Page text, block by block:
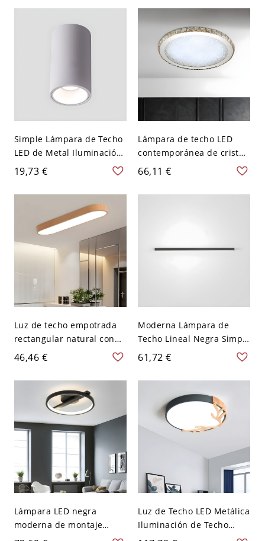
seguimiento - 110 A 120 V
Simple Lámpara de Techo
LED de Metal Iluminación
de Techo de Cilindro para
Pasillo - 110 A 120 V
Blanco Luz cálida 10,16
19,73 €
Lámpara de techo LED
contemporánea de cristal
claro con montaje
empotrado redondo en
luz blanca, 8,5" de ancho
66,11 €
Luz de techo empotrada
rectangular natural con
bombillas LED - 110 A 120
V 35,56 cm Luz cálida
46,46 €
Moderna Lámpara de
Techo Lineal Negra Simple
Aluminio Acrílico Sala de
Estar Montaje Empotrado
61,72 €
Lámpara LED negra
moderna de montaje
empotrado con anillo de
Luz de Techo LED Metálica
Iluminación de Techo
Redonda Infantil con